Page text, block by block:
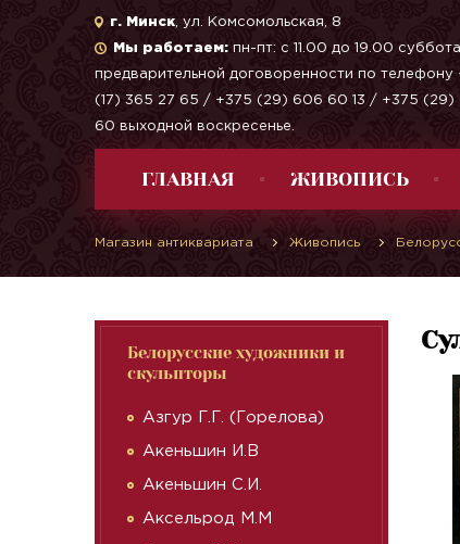
г. Минск , ул. Комсомольская, 8
Мы работаем: пн-пт: с 11.00 до 19.00
предварительной договоренности по телефону
(17) 365 27 65 / +375 (29) 606 60 13 / +375 (29)
60 выходной воскресенье.
ГЛАВНАЯ ЖИВОПИСЬ
Магазин антиквариата Живопись
Белорусские художники и
скульпторы
Азгур Г.Г. (Горелова)
Акеньшин И.В
Акеньшин С.И.
Аксельрод М.М